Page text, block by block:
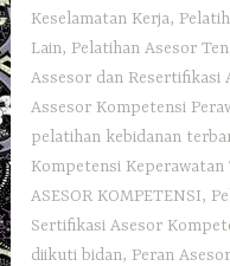
Keselamatan Kerja,
Lain, Pelatihan Asesor
Assesor dan Resertifikasi
Assesor Kompetensi
pelatihan kebidanan
Kompetensi Keperawatan
ASESOR KOMPETENSI,
Sertifikasi Asesor
diikuti bidan, Peran